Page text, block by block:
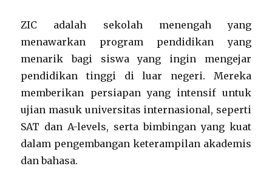
ZIC adalah sekolah menengah yang
menawarkan program pendidikan yang
menarik bagi siswa yang ingin mengejar
pendidikan tinggi di luar negeri. Mereka
memberikan persiapan yang intensif untuk
ujian masuk universitas internasional, seperti
SAT dan A-levels, serta bimbingan yang kuat
dalam pengembangan keterampilan akademis
dan bahasa.